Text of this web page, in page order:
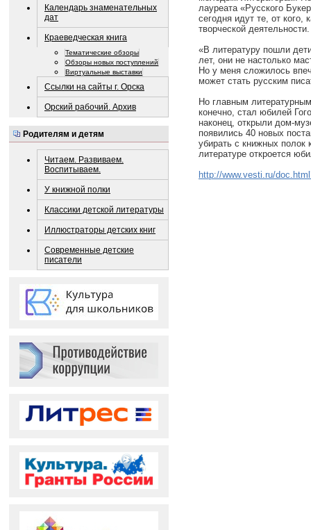
Календарь знаменательных
дат
Краеведческая книга
Тематические обзоры
Обзоры новых поступлений
Виртуальные выставки
Ссылки на сайты г. Орска
Орский рабочий. Архив
Родителям и детям
Читаем. Развиваем.
Воспитываем.
У книжной полки
Классики детской литературы
Иллюстраторы детских книг
Современные детские
писатели
лауреата «Русского
сегодня идут те, от
творческой деятельности.
«В литературу пошли
лет, они не настолько
Но у меня сложилось
может стать русским
Но главным
конечно, стал юбилей
наконец, открыли дом-
появились 40 новых
убирать с книжных полок
литературе откроется
http://www.vesti.ru/